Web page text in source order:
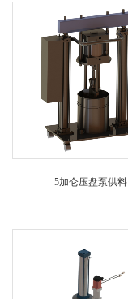
5加仑压盘泵供料